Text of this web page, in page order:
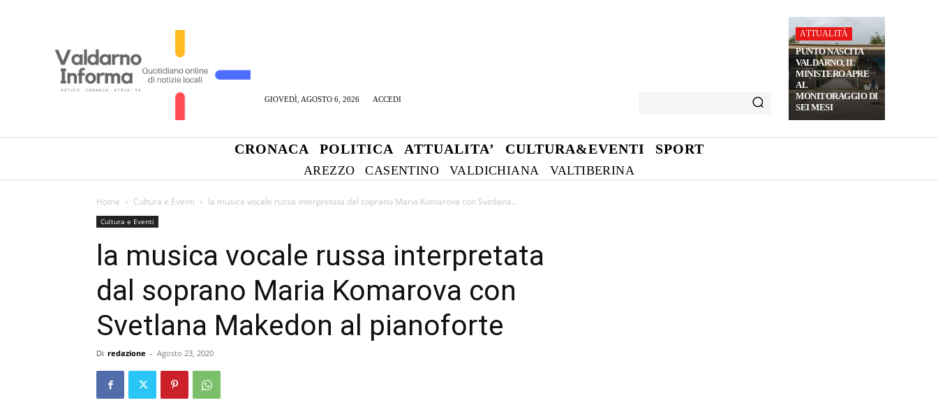
GIOVEDÌ, AGOSTO 6, 2026 ACCEDI
ATTUALITÀ
PUNTO NASCITA
VALDARNO, IL
MINISTERO APRE
AL
MONITORAGGIO DI
SEI MESI
CRONACA POLITICA ATTUALITA’ CULTURA&EVENTI SPORT
AREZZO CASENTINO VALDICHIANA VALTIBERINA
Home Cultura e Eventi la musica vocale russa interpretata dal soprano Maria Komarova con Svetlana...
Cultura e Eventi
la musica vocale russa interpretata
dal soprano Maria Komarova con
Svetlana Makedon al pianoforte
Di redazione - Agosto 23, 2020